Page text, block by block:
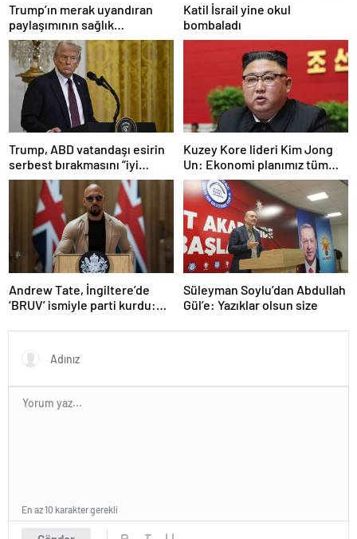
Trump’ın merak uyandıran
paylaşımının sağlık
sistemiyle ilgili kararname
olduğu anlaşıldı
Katil İsrail yine okul
bombaladı
Trump, ABD vatandaşı esirin
serbest bırakmasını “iyi
niyetle atılmış bir adım”
olarak değerlendirdi
Kuzey Kore lideri Kim Jong
Un: Ekonomi planımız tüm
sektörlerde başarısız oldu
Andrew Tate, İngiltere’de
‘BRUV’ ismiyle parti kurdu:
propagandasını
yasaklayacağız’
Süleyman Soylu’dan Abdullah
Gül’e: Yazıklar olsun size
En az 10 karakter gerekli